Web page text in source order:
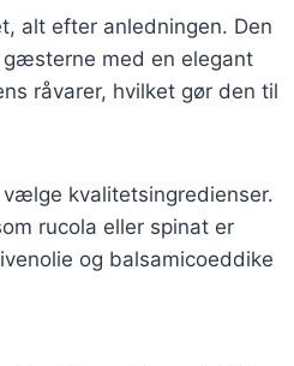
alt efter anledningen. Den
med en elegant
råvarer, hvilket gør den til
kvalitetsingredienser.
rucola eller spinat er
og balsamicoeddike